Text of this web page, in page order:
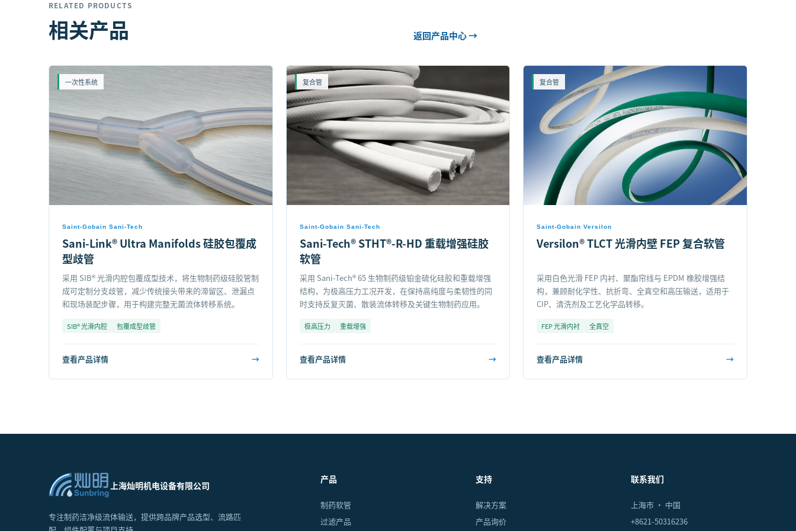
RELATED PRODUCTS
相关产品 返回产品中心 →
一次性系统
Saint-Gobain Sani-Tech
Sani-Link® Ultra Manifolds 硅胶包覆成
型歧管
采用 SIB® 光滑内腔包覆成型技术，将生物制药级硅胶管制
成可定制分支歧管，减少传统接头带来的滞留区、泄漏点
和现场装配步骤，用于构建完整无菌流体转移系统。
SIB® 光滑内腔 包覆成型歧管
查看产品详情 →
复合管
Saint-Gobain Sani-Tech
Sani-Tech® STHT®-R-HD 重载增强硅胶
软管
采用 Sani-Tech® 65 生物制药级铂金硫化硅胶和重载增强
结构，为极高压力工况开发，在保持高纯度与柔韧性的同
时支持反复灭菌、散装流体转移及关键生物制药应用。
极高压力 重载增强
查看产品详情 →
复合管
Saint-Gobain Versilon
Versilon® TLCT 光滑内壁 FEP 复合软管
采用白色光滑 FEP 内衬、聚酯帘线与 EPDM 橡胶增强结
构，兼顾耐化学性、抗折弯、全真空和高压输送，适用于
CIP、清洗剂及工艺化学品转移。
FEP 光滑内衬 全真空
查看产品详情 →
上海灿明机电设备有限公司
专注制药洁净级流体输送，提供跨品牌产品选型、流路匹
产品
制药软管
过滤产品
支持
解决方案
产品询价
联系我们
上海市 · 中国
+8621-50316236